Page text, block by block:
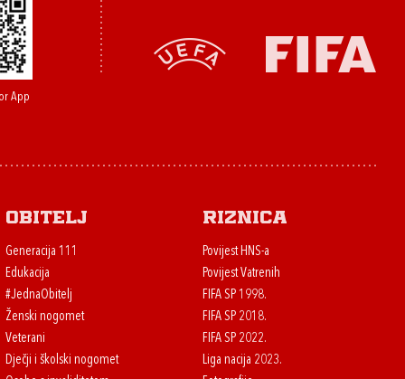
App
Obitelj
Generacija 111
Edukacija
#JednaObitelj
Ženski nogomet
Veterani
Dječji i školski nogomet
Riznica
Povijest HNS-a
Povijest Vatrenih
FIFA SP 1998.
FIFA SP 2018.
FIFA SP 2022.
Liga nacija 2023.